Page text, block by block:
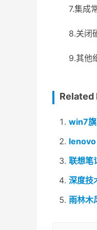
7.集成常
8.关闭硬
9.其他
Related
win7旗
lenovo
联想笔
深度技
雨林木